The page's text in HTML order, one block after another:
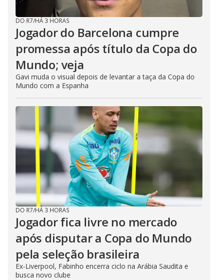
DO R7/HÁ 3 HORAS
Jogador do Barcelona cumpre
promessa após título da Copa do
Mundo; veja
Gavi muda o visual depois de levantar a taça da Copa do
Mundo com a Espanha
DO R7/HÁ 3 HORAS
Jogador fica livre no mercado
após disputar a Copa do Mundo
pela seleção brasileira
Ex-Liverpool, Fabinho encerra ciclo na Arábia Saudita e
busca novo clube